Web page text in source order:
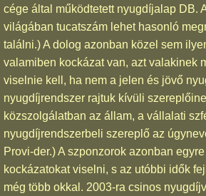
cége által működtetett nyugdíjalap DB.
világában tucatszám lehet hasonló
találni.) A dolog azonban közel sem
valamiben kockázat van, azt valakinek
viselnie kell, ha nem a jelen és jövő
nyugdíjrendszer rajtuk kívüli
közszolgálatban az állam, a vállalati
nyugdíjrendszerbeli szereplő az
Provi-der.) A szponzorok azonban
kockázatokat viselni, s az utóbbi idők
még több okkal. 2003-ra csinos